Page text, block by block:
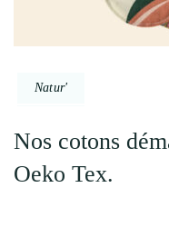
Natur'
Nos cotons
Oeko Tex.